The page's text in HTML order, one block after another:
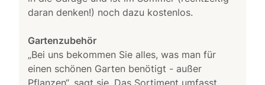
daran denken!) noch dazu kostenlos.
Gartenzubehör
„Bei uns bekommen Sie alles, was man für
einen schönen Garten benötigt - außer
Pflanzen“, sagt sie. Das Sortiment umfasst